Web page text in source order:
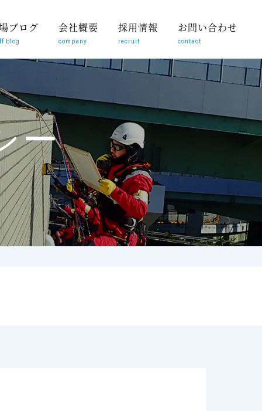
ブログ
blog
会社概要
company
採用情報
recruit
お問い合わせ
contact
ー